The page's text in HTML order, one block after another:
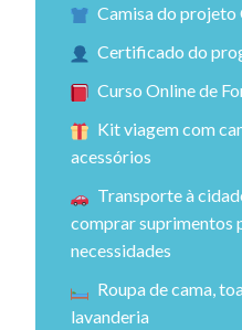
Camisa do projeto
Certificado do
Curso Online de
Kit viagem com
acessórios
Transporte à
comprar suprimentos
necessidades
Roupa de cama,
lavanderia